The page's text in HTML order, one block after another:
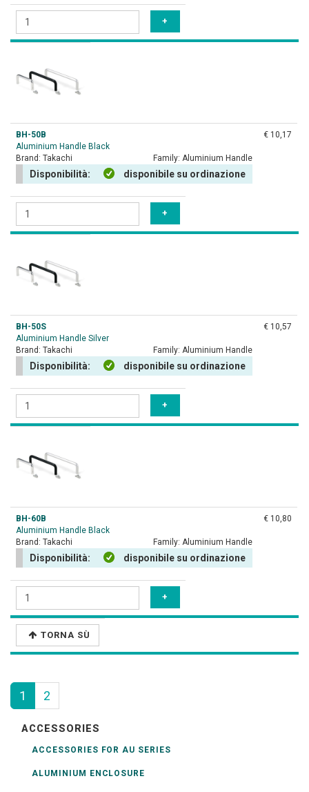
BH-50B
Aluminium Handle Black
Brand: Takachi Family: Aluminium Handle
Disponibilità: disponibile su ordinazione
€ 10,17
BH-50S
Aluminium Handle Silver
Brand: Takachi Family: Aluminium Handle
Disponibilità: disponibile su ordinazione
€ 10,57
BH-60B
Aluminium Handle Black
Brand: Takachi Family: Aluminium Handle
Disponibilità: disponibile su ordinazione
€ 10,80
TORNA SÙ
1 2
ACCESSORIES
ACCESSORIES FOR AU SERIES
ALUMINIUM ENCLOSURE